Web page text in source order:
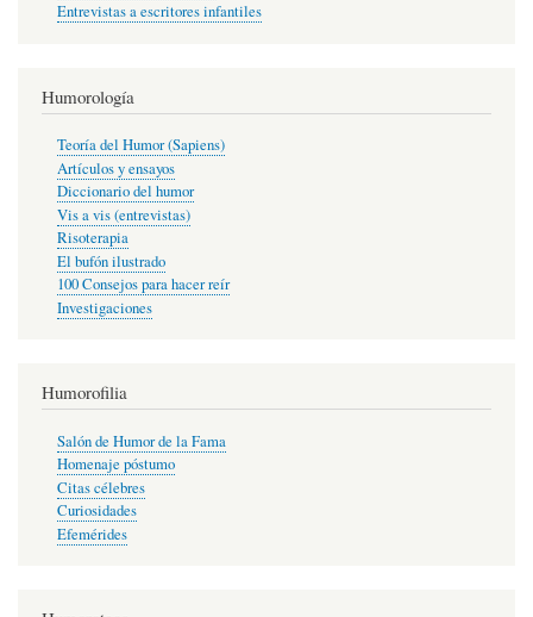
Entrevistas a escritores infantiles
Humorología
Teoría del Humor (Sapiens)
Artículos y ensayos
Diccionario del humor
Vis a vis (entrevistas)
Risoterapia
El bufón ilustrado
100 Consejos para hacer reír
Investigaciones
Humorofilia
Salón de Humor de la Fama
Homenaje póstumo
Citas célebres
Curiosidades
Efemérides